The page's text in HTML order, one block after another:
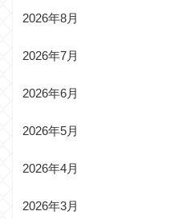
2026年8月
2026年7月
2026年6月
2026年5月
2026年4月
2026年3月